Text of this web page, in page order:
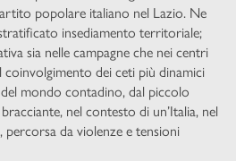
popolare italiano nel Lazio. Ne
insediamento territoriale;
sia nelle campagne che nei centri
dei ceti più dinamici
mondo contadino, dal piccolo
nel contesto di un’Italia, nel
da violenze e tensioni